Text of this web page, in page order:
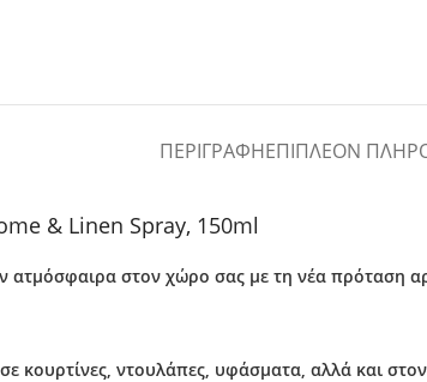
ΠΕΡΙΓΡΑΦΉΕΠΙΠΛΈΟΝ
& Linen Spray, 150ml
ατμόσφαιρα στον χώρο σας με τη νέα
κουρτίνες, ντουλάπες, υφάσματα, αλλά και